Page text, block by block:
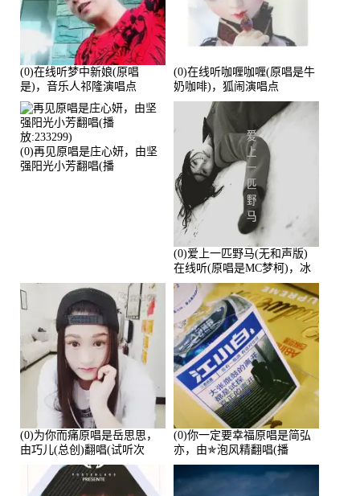
(0)在线听梦中新娘(原唱
是)，音乐人祁隆演唱点
播:2713192次
(0)在线听咖喱咖喱(原唱是牛
奶咖啡)，狐闹演唱点
播:287579次
(0)再见原唱是庄心妍，由坚
强阳光小芳翻唱(播
(0)爱上一匹野马(无和声版)
在线听(原唱是MC梦柯)，冰
鑫Asce演唱点播:178815次
(0)为你而痛原唱是岳思思，
由巧儿(总创)翻唱(试听次
数:108697)
(0)你一定要幸福原唱是简弘
亦，由✯泡风精翻唱(播
放:102381)